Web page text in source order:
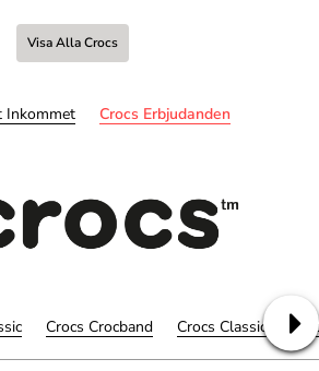
Visa Alla Crocs
Inkommet Crocs Erbjudanden
Crocs Crocband Crocs Classic